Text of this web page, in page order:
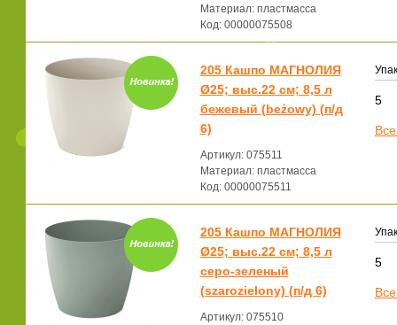
Материал: пластмасса
Код: 00000075508
205 Кашпо МАГНОЛИЯ
Ø25; выс.22 см; 8,5 л
бежевый (beżowy) (п/д
6)
Артикул: 075511
Материал: пластмасса
Код: 00000075511
5
205 Кашпо МАГНОЛИЯ
Ø25; выс.22 см; 8,5 л
серо-зеленый
(szarozielony) (п/д 6)
Артикул: 075510
5